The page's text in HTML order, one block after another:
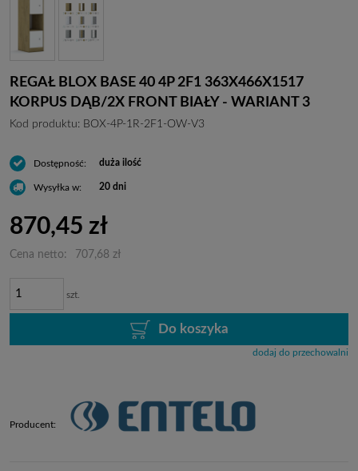
REGAŁ BLOX BASE 40 4P 2F1 363X466X1517
KORPUS DĄB/2X FRONT BIAŁY - WARIANT 3
Kod produktu: BOX-4P-1R-2F1-OW-V3
Dostępność: duża ilość
Wysyłka w: 20 dni
870,45 zł
Cena netto: 707,68 zł
szt.
Do koszyka
dodaj do przechowalni
Producent: